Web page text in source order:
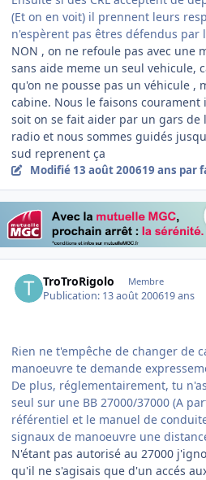
(Et on en voit) il prennent leurs
n'espèrent pas êtres défendus par
NON , on ne refoule pas avec une
sans aide meme un seul vehicule,
qu'on ne pousse pas un véhicule ,
cabine. Nous le faisons courament
soit on se fait aider par un gars de
radio et nous sommes guidés
sud reprenent ça
Modifié 13 août 200619 ans par
TroTroRigolo Membre
Publication: 13 août 200619 ans
Rien ne t'empêche de changer de
manoeuvre te demande
De plus, réglementairement, tu
seul sur une BB 27000/37000 (A
référentiel et le manuel de
signaux de manoeuvre une
N'étant pas autorisé au 27000
qu'il ne s'agisais que d'un accés